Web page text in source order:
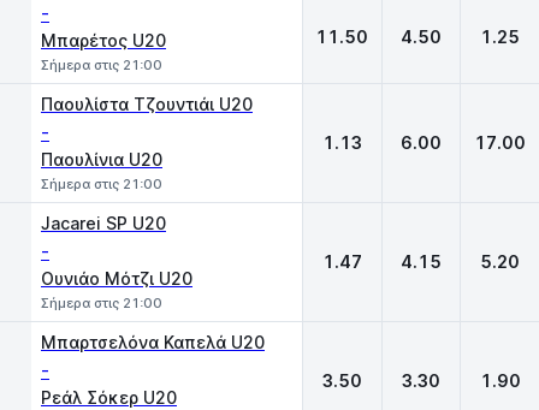
-
Μπαρέτος U20
Σήμερα στις 21:00
11.50 4.50 1.25
Παουλίστα Τζουντιάι U20
-
Παουλίνια U20
Σήμερα στις 21:00
1.13 6.00 17.00
Jacarei SP U20
-
Ουνιάο Μότζι U20
Σήμερα στις 21:00
1.47 4.15 5.20
Μπαρτσελόνα Καπελά U20
-
Ρεάλ Σόκερ U20
3.50 3.30 1.90